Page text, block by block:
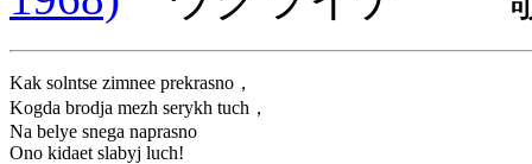
Kak solntse zimnee prekrasno，
Kogda brodja mezh serykh tuch，
Na belye snega naprasno
Ono kidaet slabyj luch!